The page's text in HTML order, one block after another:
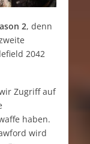
2, denn
2042
Zugriff auf
haben.
wird